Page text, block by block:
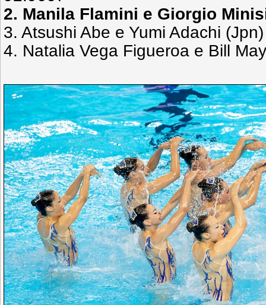
2. Manila Flamini e Giorgio
3. Atsushi Abe e Yumi Adachi
4. Natalia Vega Figueroa e Bill